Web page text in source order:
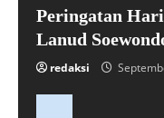
Peringatan
Lanud
redaksi